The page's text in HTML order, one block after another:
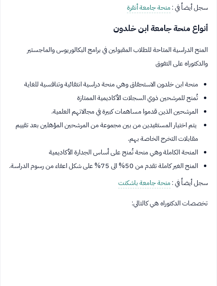
سجل أيضاً في :منحة جامعة أنقرة
أنواع منحة جامعة ابن خلدون
المنح الدراسية المتاحة للطلاب المقبولين في برامج البكالوريوس والماجستير
والدكتوراه على التفوق
منحة ابن خلدون الاستحقاق وهي منحة دراسية انتقائية وتنافسية للغاية
تُمنح للمرشحين ذوي السجلات الأكاديمية الممتازة
المرشحين الذين قدموا مساهمات كبيرة في مجالاتهم العلمية.
يتم اختيار المستفيدين من بين مجموعة من المرشحين المؤهلين بعد تقييم
مقابلات التخرج الخاصة بهم.
المنحة الكاملة وهي منحة تُمنح على أساس الجدارة الأكاديمية
المنح الغير كاملة تقدم من 50% الى 75% على شكل اعفاء من رسوم الدراسة.
سجل أيضاً في :منحة جامعة باشكنت
تخصصات الدكتوراه هي كالتالي: